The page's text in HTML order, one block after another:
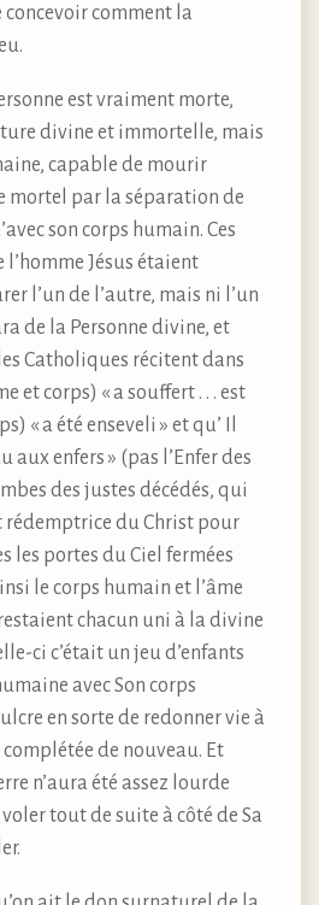
concevoir comment la
est vraiment morte,
divine et immortelle, mais
capable de mourir
mortel par la séparation de
son corps humain. Ces
Jésus étaient
l’un de l’autre, mais ni l’un
de la Personne divine, et
Catholiques récitent dans
et corps) « a souffert . . . est
« a été enseveli » et qu’ Il
aux enfers » (pas l’Enfer des
des justes décédés, qui
du Christ pour
les portes du Ciel fermées
le corps humain et l’âme
chacun uni à la divine
ci c’était un jeu d’enfants
avec Son corps
en sorte de redonner vie à
de nouveau. Et
n’aura été assez lourde
tout de suite à côté de Sa